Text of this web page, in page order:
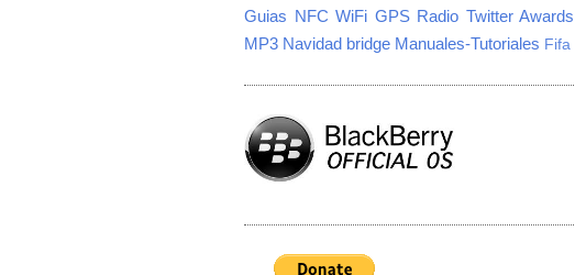
Guias NFC WiFi GPS Radio Twitter Awards
MP3 Navidad bridge Manuales-Tutoriales Fifa